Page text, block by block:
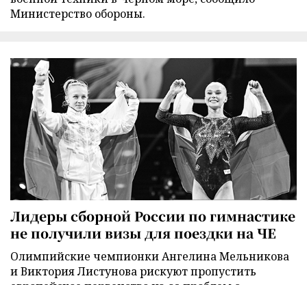
Министерство обороны.
Лидеры сборной России по гимнастике
не получили визы для поездки на ЧЕ
Олимпийские чемпионки Ангелина Мельникова
и Виктория Листунова рискуют пропустить